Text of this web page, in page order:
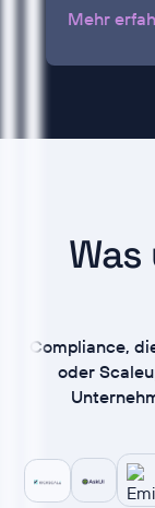
Mehr
Compliance,
oder